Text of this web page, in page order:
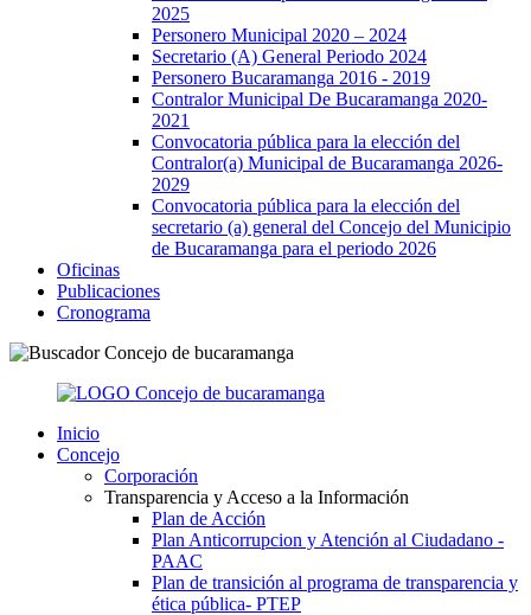
2025
Personero Municipal 2020 – 2024
Secretario (A) General Periodo 2024
Personero Bucaramanga 2016 - 2019
Contralor Municipal De Bucaramanga 2020-
2021
Convocatoria pública para la elección del
Contralor(a) Municipal de Bucaramanga 2026-
2029
Convocatoria pública para la elección del
secretario (a) general del Concejo del Municipio
de Bucaramanga para el periodo 2026
Oficinas
Publicaciones
Cronograma
Inicio
Concejo
Corporación
Transparencia y Acceso a la Información
Plan de Acción
Plan Anticorrupcion y Atención al Ciudadano -
PAAC
Plan de transición al programa de transparencia y
ética pública- РТЕР